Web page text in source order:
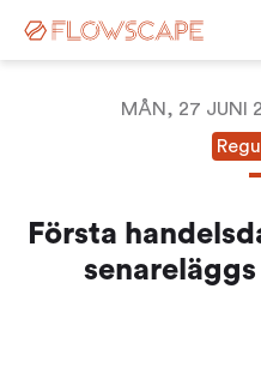
MÅN, 27 JUNI
Första
Workplace Analytics
Room Displays
Automatic Desk Check-in